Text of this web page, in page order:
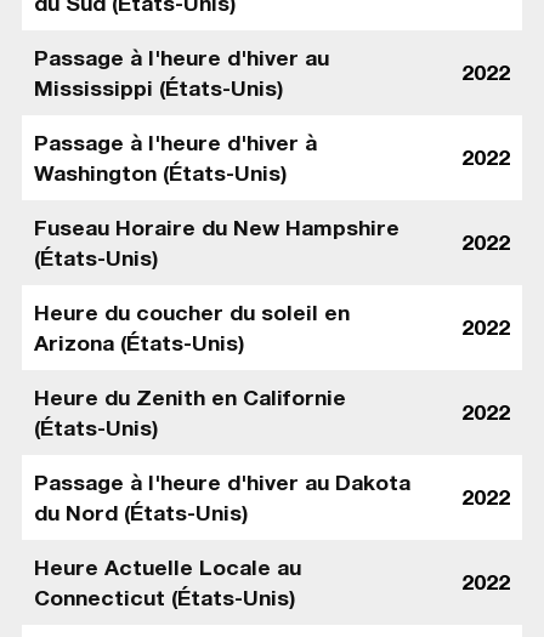
Passage à l'heure d'hiver au
Mississippi (États-Unis)
2022
Passage à l'heure d'hiver à
Washington (États-Unis)
2022
Fuseau Horaire du New Hampshire
(États-Unis)
2022
Heure du coucher du soleil en
Arizona (États-Unis)
2022
Heure du Zenith en Californie
(États-Unis)
2022
Passage à l'heure d'hiver au Dakota
du Nord (États-Unis)
2022
Heure Actuelle Locale au
Connecticut (États-Unis)
2022